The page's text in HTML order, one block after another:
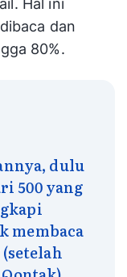
seperti
atau
tua siswa.
Hal ini
dan
80%.